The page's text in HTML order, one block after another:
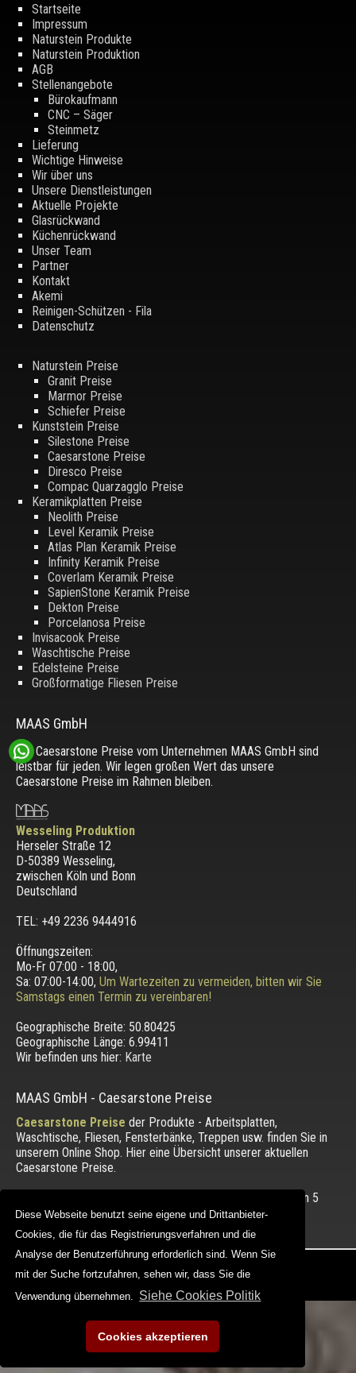
Diese Webseite benutzt seine eigene und Drittanbieter-
Cookies, die für das Registrierungsverfahren und die
Analyse der Benutzerführung erforderlich sind. Wenn Sie
mit der Suche fortzufahren, sehen wir, dass Sie die
Verwendung übernehmen. Siehe Cookies Politik
Cookies akzeptieren
Diese Webseite benutzt seine eigene und Drittanbieter-
Cookies, die für das Registrierungsverfahren und die
Analyse der Benutzerführung erforderlich sind. Wenn Sie
mit der Suche fortzufahren, sehen wir, dass Sie die
Verwendung übernehmen. Siehe Cookies Politik
Cookies akzeptieren
Startseite
Impressum
Naturstein Produkte
Naturstein Produktion
AGB
Stellenangebote
Bürokaufmann
CNC – Säger
Steinmetz
Lieferung
Wichtige Hinweise
Wir über uns
Unsere Dienstleistungen
Aktuelle Projekte
Glasrückwand
Küchenrückwand
Unser Team
Partner
Kontakt
Akemi
Reinigen-Schützen - Fila
Datenschutz
Naturstein Preise
Granit Preise
Marmor Preise
Schiefer Preise
Kunststein Preise
Silestone Preise
Caesarstone Preise
Diresco Preise
Compac Quarzagglo Preise
Keramikplatten Preise
Neolith Preise
Level Keramik Preise
Atlas Plan Keramik Preise
Infinity Keramik Preise
Coverlam Keramik Preise
SapienStone Keramik Preise
Dekton Preise
Porcelanosa Preise
Invisacook Preise
Waschtische Preise
Edelsteine Preise
Großformatige Fliesen Preise
MAAS GmbH
Die Caesarstone Preise vom Unternehmen MAAS GmbH sind
leistbar für jeden. Wir legen großen Wert das unsere
Caesarstone Preise im Rahmen bleiben.
Wesseling Produktion
Herseler Straße 12
D-50389 Wesseling,
zwischen Köln und Bonn
Deutschland
TEL: +49 2236 9444916
Öffnungszeiten:
Mo-Fr 07:00 - 18:00,
Sa: 07:00-14:00, Um Wartezeiten zu vermeiden, bitten wir Sie
Samstags einen Termin zu vereinbaren!
Geographische Breite: 50.80425
Geographische Länge: 6.99411
Wir befinden uns hier: Karte
MAAS GmbH - Caesarstone Preise
Caesarstone Preise der Produkte - Arbeitsplatten,
Waschtische, Fliesen, Fensterbänke, Treppen usw. finden Sie in
unserem Online Shop. Hier eine Übersicht unserer aktuellen
Caesarstone Preise.
Die Bewertung unserer Kunden mit einem Durchschnitt von 5
von 5 Punkten.
Copyright © 2012 - 2026 |
Web Design |MAAG-Projekt